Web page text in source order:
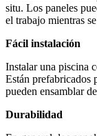
situ. Los paneles
el trabajo mientras
Fácil instalación
Instalar una piscina
Están prefabricados
pueden ensamblar
Durabilidad